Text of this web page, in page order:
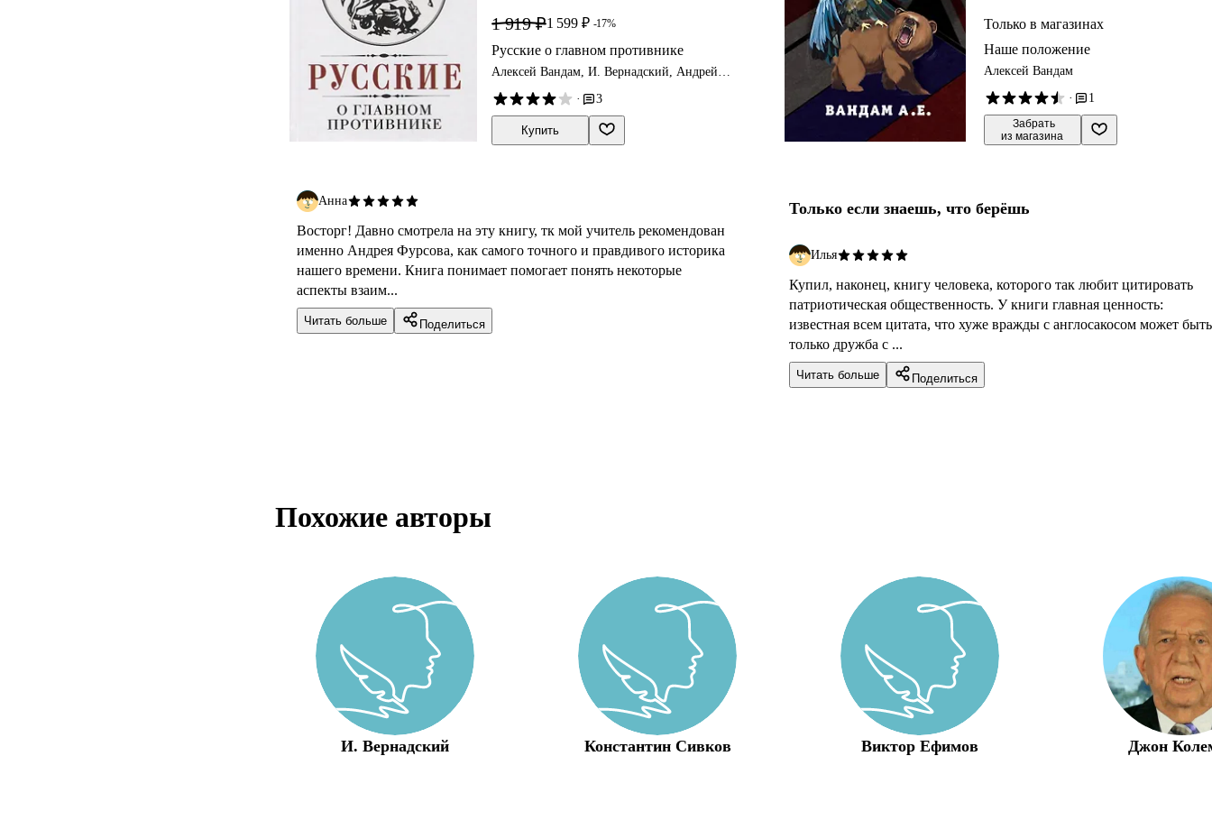
1 919 ₽1 599 ₽ -17%
Русские о главном противнике
Алексей Вандам, И. Вернадский, Андрей
·
3
Купить
Анна
Восторг! Давно смотрела на эту книгу, тк мой учитель рекомендован
именно Андрея Фурсова, как самого точного и правдивого историка
нашего времени. Книга понимает помогает понять некоторые
аспекты взаим...
Читать больше Поделиться
Только в магазинах
Наше положение
Алексей Вандам
·
1
Забрать
из магазина
Только если знаешь, что берёшь
Илья
Купил, наконец, книгу человека, которого так любит цитировать
патриотическая общественность. У книги главная ценность:
известная всем цитата, что хуже вражды с англосакосом может быть
только дружба с ...
Читать больше Поделиться
Похожие авторы
И. Вернадский Константин Сивков Виктор Ефимов Джон